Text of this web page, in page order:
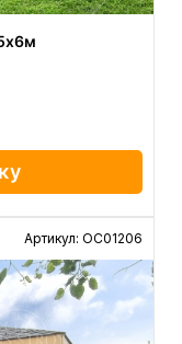
Артикул: ОС01206